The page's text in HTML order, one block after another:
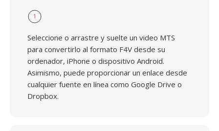
1
Seleccione o arrastre y suelte un video MTS
para convertirlo al formato F4V desde su
ordenador, iPhone o dispositivo Android.
Asimismo, puede proporcionar un enlace desde
cualquier fuente en línea como Google Drive o
Dropbox.